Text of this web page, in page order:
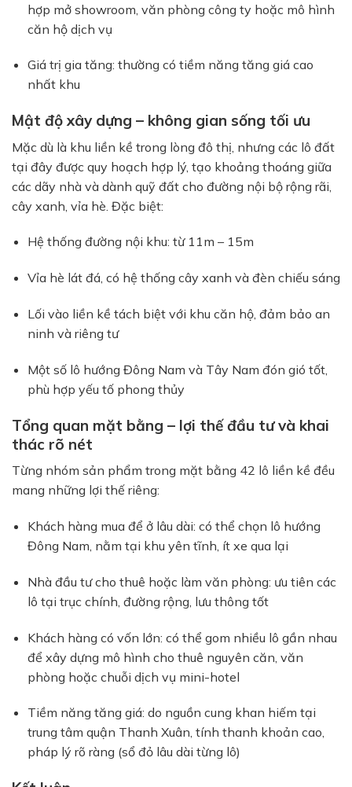
hợp mở showroom, văn phòng công ty hoặc mô hình
căn hộ dịch vụ
Giá trị gia tăng: thường có tiềm năng tăng giá cao
nhất khu
Mật độ xây dựng – không gian sống tối ưu
Mặc dù là khu liền kề trong lòng đô thị, nhưng các lô đất
tại đây được quy hoạch hợp lý, tạo khoảng thoáng giữa
các dãy nhà và dành quỹ đất cho đường nội bộ rộng rãi,
cây xanh, vỉa hè. Đặc biệt:
Hệ thống đường nội khu: từ 11m – 15m
Vỉa hè lát đá, có hệ thống cây xanh và đèn chiếu sáng
Lối vào liền kề tách biệt với khu căn hộ, đảm bảo an
ninh và riêng tư
Một số lô hướng Đông Nam và Tây Nam đón gió tốt,
phù hợp yếu tố phong thủy
Tổng quan mặt bằng – lợi thế đầu tư và khai
thác rõ nét
Từng nhóm sản phẩm trong mặt bằng 42 lô liền kề đều
mang những lợi thế riêng:
Khách hàng mua để ở lâu dài: có thể chọn lô hướng
Đông Nam, nằm tại khu yên tĩnh, ít xe qua lại
Nhà đầu tư cho thuê hoặc làm văn phòng: ưu tiên các
lô tại trục chính, đường rộng, lưu thông tốt
Khách hàng có vốn lớn: có thể gom nhiều lô gần nhau
để xây dựng mô hình cho thuê nguyên căn, văn
phòng hoặc chuỗi dịch vụ mini-hotel
Tiềm năng tăng giá: do nguồn cung khan hiếm tại
trung tâm quận Thanh Xuân, tính thanh khoản cao,
pháp lý rõ ràng (sổ đỏ lâu dài từng lô)